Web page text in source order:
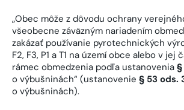
„Obec môže z dôvodu ochrany
všeobecne záväzným nariadením
zakázať používanie pyrotechnických
F2, F3, P1 a T1 na území obce alebo v jej
rámec obmedzenia podľa ustanovenia
o výbušninách“ (ustanovenie § 53 ods.
o výbušninách).